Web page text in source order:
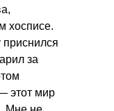
,
хосписе.
за
этот мир